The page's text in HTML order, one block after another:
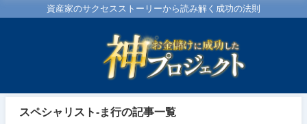
資産家のサクセスストーリーから読み解く成功の法則
スペシャリスト-ま行の記事一覧